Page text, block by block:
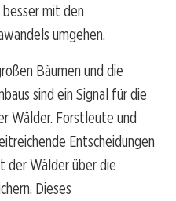
mit den
umgehen.
Bäumen und die
sind ein Signal für die
Wälder. Forstleute und
Entscheidungen
der Wälder über die
Dieses